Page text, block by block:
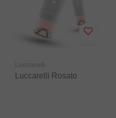
Luccarelli
Luccarelli Rosato